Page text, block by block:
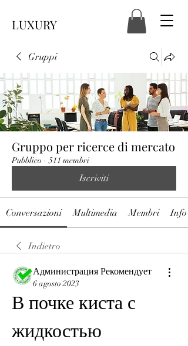
LUXURY
Gruppi
Gruppo per ricerce di mercato
Pubblico · 511 membri
Iscriviti
Conversazioni Multimedia Membri Info
Indietro
Администрация Рекомендует
6 agosto 2023
В почке киста с
жидкостью